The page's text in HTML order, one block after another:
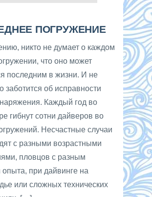
ПОГРУЖЕНИЕ
никто не думает о каждом
что оно может
последним в жизни. И не
заботится об исправности
Каждый год во
гибнут сотни дайверов во
Несчастные случаи
с разными возрастными
пловцов с разным
при дайвинге на
или сложных технических